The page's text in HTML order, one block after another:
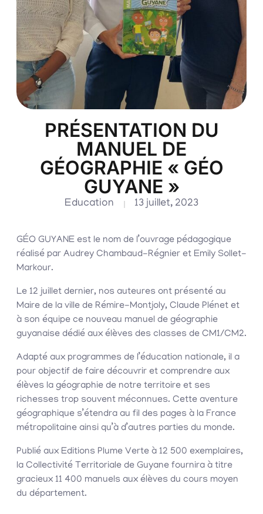
PRÉSENTATION DU
MANUEL DE
GÉOGRAPHIE « GÉO
GUYANE »
Education 13 juillet, 2023
GÉO GUYANE est le nom de l’ouvrage pédagogique
réalisé par Audrey Chambaud-Régnier et Emily Sollet-
Markour.
Le 12 juillet dernier, nos auteures ont présenté au
Maire de la ville de Rémire-Montjoly, Claude Plénet et
à son équipe ce nouveau manuel de géographie
guyanaise dédié aux élèves des classes de CM1/CM2.
Adapté aux programmes de l’éducation nationale, il a
pour objectif de faire découvrir et comprendre aux
élèves la géographie de notre territoire et ses
richesses trop souvent méconnues. Cette aventure
géographique s’étendra au fil des pages à la France
métropolitaine ainsi qu’à d’autres parties du monde.
Publié aux Editions Plume Verte à 12 500 exemplaires,
la Collectivité Territoriale de Guyane fournira à titre
gracieux 11 400 manuels aux élèves du cours moyen
du département.